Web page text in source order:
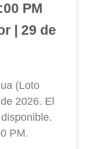
PM
| 29 de
(Loto
2026. El
PM.